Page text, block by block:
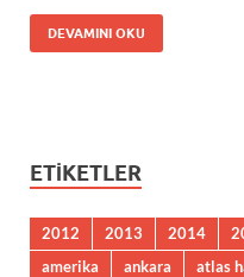
DEVAMINI OKU
ETIKETLER
2012 2013 2014
amerika
ankara atlas